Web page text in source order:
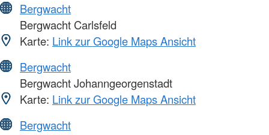
Bergwacht
Bergwacht Carlsfeld
Karte: Link zur Google Maps Ansicht
Bergwacht
Bergwacht Johanngeorgenstadt
Karte: Link zur Google Maps Ansicht
Bergwacht